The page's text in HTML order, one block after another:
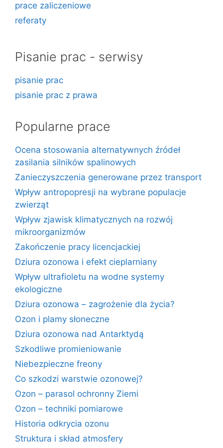
prace zaliczeniowe
referaty
Pisanie prac - serwisy
pisanie prac
pisanie prac z prawa
Popularne prace
Ocena stosowania alternatywnych źródeł
zasilania silników spalinowych
Zanieczyszczenia generowane przez transport
Wpływ antropopresji na wybrane populacje
zwierząt
Wpływ zjawisk klimatycznych na rozwój
mikroorganizmów
Zakończenie pracy licencjackiej
Dziura ozonowa i efekt cieplarniany
Wpływ ultrafioletu na wodne systemy
ekologiczne
Dziura ozonowa – zagrożenie dla życia?
Ozon i plamy słoneczne
Dziura ozonowa nad Antarktydą
Szkodliwe promieniowanie
Niebezpieczne freony
Co szkodzi warstwie ozonowej?
Ozon – parasol ochronny Ziemi
Ozon – techniki pomiarowe
Historia odkrycia ozonu
Struktura i skład atmosfery